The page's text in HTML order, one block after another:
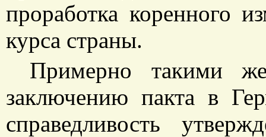
проработка коренного
курса страны.
Примерно такими
заключению пакта в
справедливость